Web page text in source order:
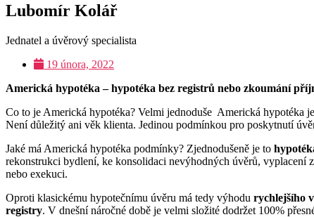
Lubomír Kolář
Jednatel a úvěrový specialista
19 února, 2022
Americká hypotéka – hypotéka bez registrů nebo zkoumání
Co to je Americká hypotéka? Velmi jednoduše Americká hypotéka je
Není důležitý ani věk klienta. Jedinou podmínkou pro poskytnutí
Jaké má Americká hypotéka podmínky? Zjednodušeně je to
rekonstrukci bydlení, ke konsolidaci nevýhodných úvěrů,
nebo exekuci.
Oproti klasickému hypotečnímu úvěru má tedy výhodu rychlejšího
registry. V dnešní náročné době je velmi složité dodržet 100%